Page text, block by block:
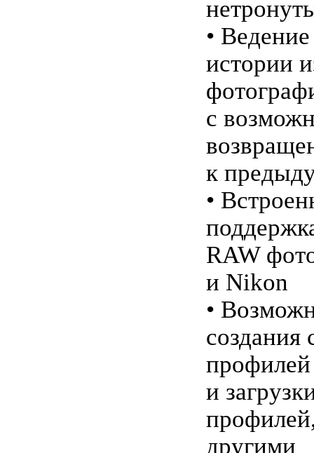
•
истории
с
к
•
RAW
и Nikon
•
создания
профилей
и
другими